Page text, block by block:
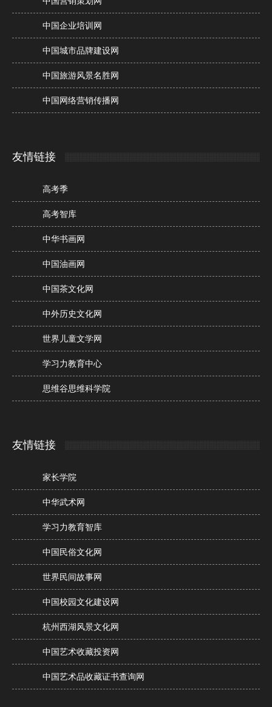
中国企业培训网
中国城市品牌建设网
中国旅游风景名胜网
中国网络营销传播网
友情链接
高考季
高考智库
中华书画网
中国油画网
中国茶文化网
中外历史文化网
世界儿童文学网
学习力教育中心
思维谷思维科学院
友情链接
家长学院
中华武术网
学习力教育智库
中国民俗文化网
世界民间故事网
中国校园文化建设网
杭州西湖风景文化网
中国艺术收藏投资网
中国艺术品收藏证书查询网